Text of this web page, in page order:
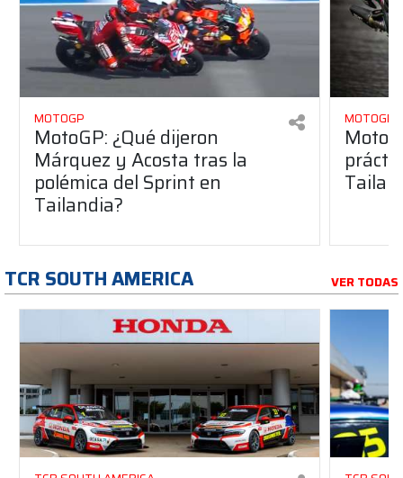
MOTOGP
MotoGP: ¿Qué dijeron
Márquez y Acosta tras la
polémica del Sprint en
Tailandia?
MOTOGP
TCR SOUTH AMERICA VER TODAS